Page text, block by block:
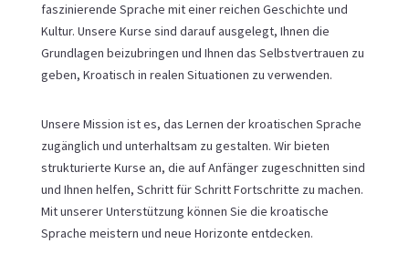
faszinierende Sprache mit einer reichen Geschichte und
Kultur. Unsere Kurse sind darauf ausgelegt, Ihnen die
Grundlagen beizubringen und Ihnen das Selbstvertrauen zu
geben, Kroatisch in realen Situationen zu verwenden.
Unsere Mission ist es, das Lernen der kroatischen Sprache
zugänglich und unterhaltsam zu gestalten. Wir bieten
strukturierte Kurse an, die auf Anfänger zugeschnitten sind
und Ihnen helfen, Schritt für Schritt Fortschritte zu machen.
Mit unserer Unterstützung können Sie die kroatische
Sprache meistern und neue Horizonte entdecken.